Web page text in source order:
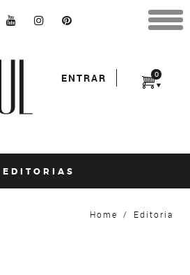
0
ENTRAR
Home / Editoria
seu e-mail: